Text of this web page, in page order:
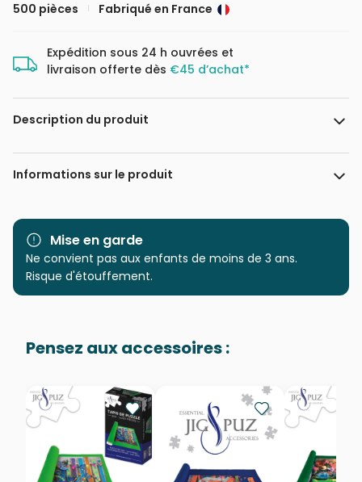
500 pièces Fabriqué en France
Expédition sous 24 h ouvrées et
livraison offerte dès €45 d’achat*
Description du produit
Sheila Lee / artlicensing.com
Informations sur le produit
Marque Alipson Puzzle
Catégorie Puzzles - Campagne
Age
Puzzle pour Adultes (500 à
Provenance Fabriqué en France
EAN 3667232501391
Nombre de pièces 500 pièces
Dimensions 48 x 34 cm
Mise en garde
Ne convient pas aux enfants de moins de 3 ans.
Risque d'étouffement.
Pensez aux accessoires :